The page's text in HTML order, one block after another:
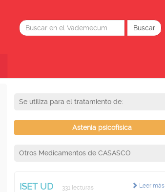
Se utiliza para el tratamiento de:
Astenia psicofísica
Otros Medicamentos de CASASCO
Leer más
ISET UD 331 lecturas